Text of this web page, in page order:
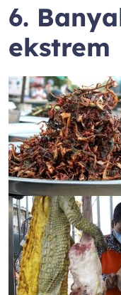
6.
ekstrem